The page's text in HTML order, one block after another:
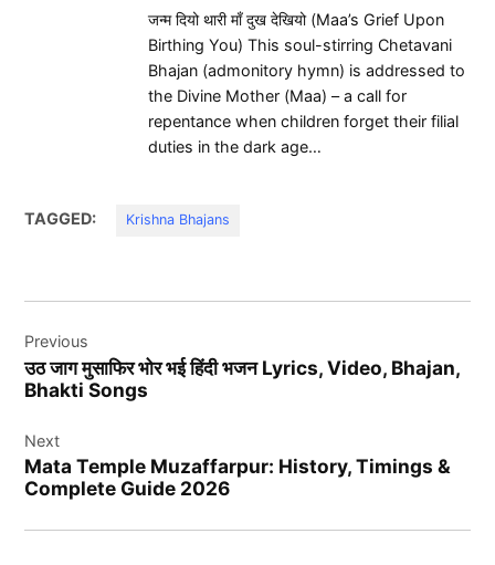
जन्म दियो थारी माँ दुख देखियो (Maa’s Grief Upon
Birthing You) This soul-stirring Chetavani
Bhajan (admonitory hymn) is addressed to
the Divine Mother (Maa) – a call for
repentance when children forget their filial
duties in the dark age…
TAGGED: Krishna Bhajans
navigation
Previous
उठ जाग मुसाफिर भोर भई हिंदी भजन Lyrics, Video, Bhajan,
Bhakti Songs
Next
Mata Temple Muzaffarpur: History, Timings &
Complete Guide 2026